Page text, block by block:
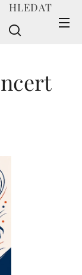
HLEDAT